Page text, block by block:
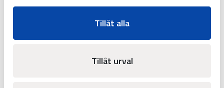
Tillåt alla
Tillåt urval
Westerstrand Urfabrik AB
0506-480 00
E-post:info@westerstrand.se